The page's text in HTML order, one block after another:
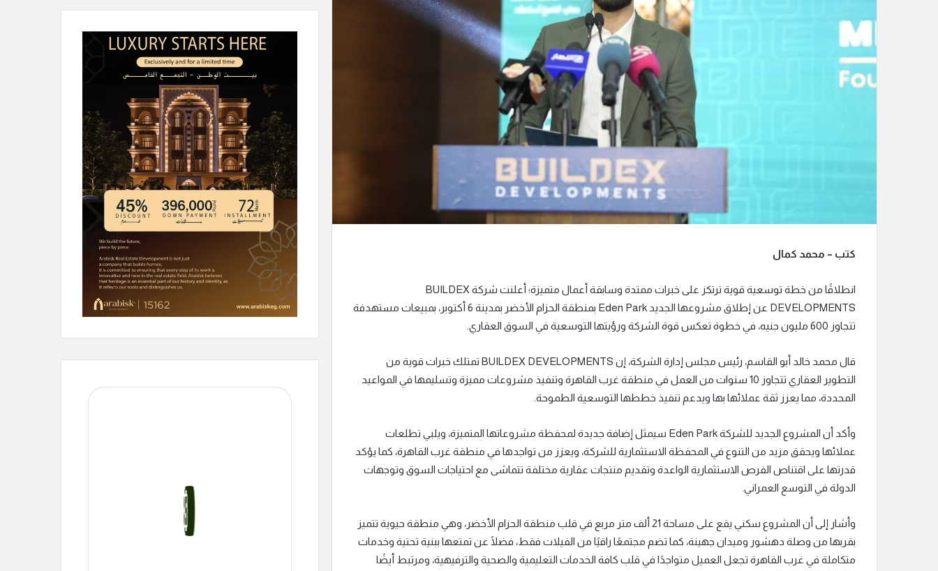
كتب – محمد كمال
انطلاقًا من خطة توسعية قوية ترتكز على خبرات ممتدة وسابقة أعمال متميزة؛ أعلنت شركة BUILDEX
DEVELOPMENTS عن إطلاق مشروعها الجديد Eden Park بمنطقة الحزام الأخضر بمدينة 6 أكتوبر، بمبيعات مستهدفة
تتجاوز 600 مليون جنيه، في خطوة تعكس قوة الشركة ورؤيتها التوسعية في السوق العقاري.
قال محمد خالد أبو القاسم، رئيس مجلس إدارة الشركة، إن BUILDEX DEVELOPMENTS تمتلك خبرات قوية من
التطوير العقاري تتجاوز 10 سنوات من العمل في منطقة غرب القاهرة وتنفيذ مشروعات مميزة وتسليمها في المواعيد
المحددة، مما يعزز ثقة عملائها بها ويدعم تنفيذ خططها التوسعية الطموحة.
وأكد أن المشروع الجديد للشركة Eden Park سيمثل إضافة جديدة لمحفظة مشروعاتها المتميزة، ويلبي تطلعات
عملائها ويحقق مزيد من التنوع في المحفظة الاستثمارية للشركة، ويعزز من تواجدها في منطقة غرب القاهرة، كما يؤكد
قدرتها على اقتناص الفرص الاستثمارية الواعدة وتقديم منتجات عقارية مختلفة تتماشى مع احتياجات السوق وتوجهات
الدولة في التوسع العمراني.
وأشار إلى أن المشروع سكني يقع على مساحة 21 ألف متر مربع في قلب منطقة الحزام الأخضر، وهي منطقة حيوية تتميز
بقربها من وصلة دهشور وميدان جهينة، كما تضم مجتمعًا راقيًا من الفيلات فقط، فضلًا عن تمتعها ببنية تحتية وخدمات
متكاملة في غرب القاهرة تجعل العميل متواجدًا في قلب كافة الخدمات التعليمية والصحية والترفيهية، ومرتبط أيضًا